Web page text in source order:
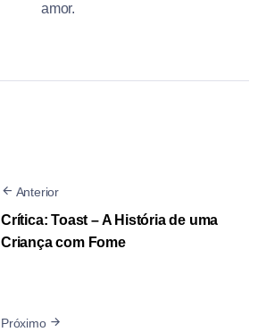
amor.
Anterior
Crítica: Toast – A História de uma
Criança com Fome
Próximo